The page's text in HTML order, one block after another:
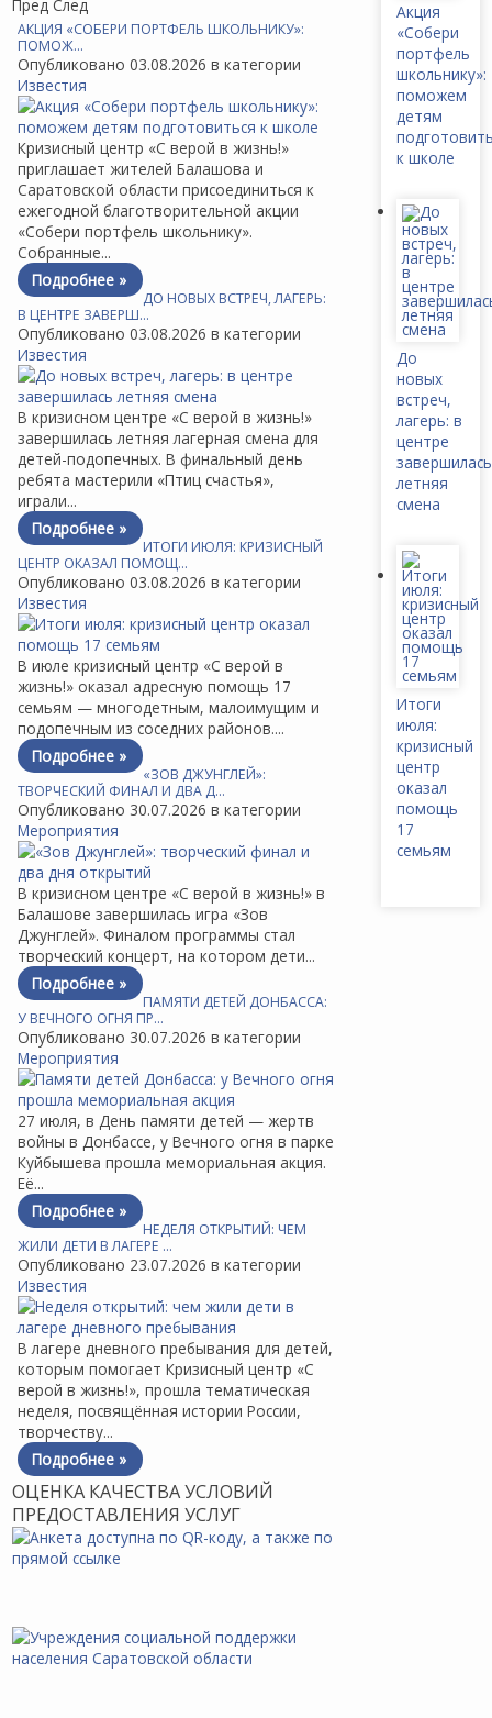
Пред След
АКЦИЯ «СОБЕРИ ПОРТФЕЛЬ ШКОЛЬНИКУ»:
ПОМОЖ…
Опубликовано 03.08.2026 в категории
Известия
Кризисный центр «С верой в жизнь!»
приглашает жителей Балашова и
Саратовской области присоединиться к
ежегодной благотворительной акции
«Собери портфель школьнику».
Собранные...
Подробнее »
ДО НОВЫХ ВСТРЕЧ, ЛАГЕРЬ:
В ЦЕНТРЕ ЗАВЕРШ…
Опубликовано 03.08.2026 в категории
Известия
В кризисном центре «С верой в жизнь!»
завершилась летняя лагерная смена для
детей-подопечных. В финальный день
ребята мастерили «Птиц счастья»,
играли...
Подробнее »
ИТОГИ ИЮЛЯ: КРИЗИСНЫЙ
ЦЕНТР ОКАЗАЛ ПОМОЩ…
Опубликовано 03.08.2026 в категории
Известия
В июле кризисный центр «С верой в
жизнь!» оказал адресную помощь 17
семьям — многодетным, малоимущим и
подопечным из соседних районов....
Подробнее »
«ЗОВ ДЖУНГЛЕЙ»:
ТВОРЧЕСКИЙ ФИНАЛ И ДВА Д…
Опубликовано 30.07.2026 в категории
Мероприятия
В кризисном центре «С верой в жизнь!» в
Балашове завершилась игра «Зов
Джунглей». Финалом программы стал
творческий концерт, на котором дети...
Подробнее »
ПАМЯТИ ДЕТЕЙ ДОНБАССА:
У ВЕЧНОГО ОГНЯ ПР…
Опубликовано 30.07.2026 в категории
Мероприятия
27 июля, в День памяти детей — жертв
войны в Донбассе, у Вечного огня в парке
Куйбышева прошла мемориальная акция.
Её...
Подробнее »
НЕДЕЛЯ ОТКРЫТИЙ: ЧЕМ
ЖИЛИ ДЕТИ В ЛАГЕРЕ …
Опубликовано 23.07.2026 в категории
Известия
В лагере дневного пребывания для детей,
которым помогает Кризисный центр «С
верой в жизнь!», прошла тематическая
неделя, посвящённая истории России,
творчеству...
Подробнее »
ОЦЕНКА КАЧЕСТВА УСЛОВИЙ
ПРЕДОСТАВЛЕНИЯ УСЛУГ
Акция
«Собери
портфель
школьнику»:
поможем
детям
к школе
До
новых
встреч,
лагерь: в
центре
завершилась
летняя
смена
Итоги
июля:
кризисный
центр
оказал
помощь
17
семьям